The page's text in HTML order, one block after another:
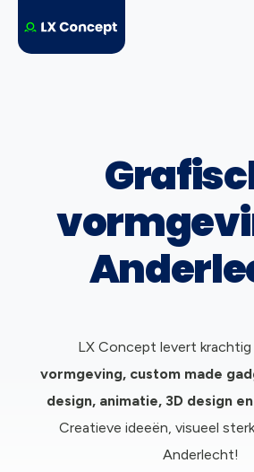
LX Concept levert krachtig
vormgeving, custom made
design, animatie, 3D design
Creatieve ideeën, visueel
Anderlecht!